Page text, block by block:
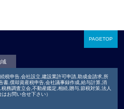
PAGETOP
域
税申告,会社設立,建設業許可申請,助成金請求,所
書,償却資産税申告,会社議事録作成,給与計算,消
務調査立会,不動産鑑定,相続,贈与,節税対策,法人
お問い合せ下さい）